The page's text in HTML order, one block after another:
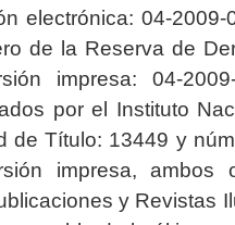
electrónica: 04-2009-
de la Reserva de
impresa: 04-2009-
por el Instituto
de Título: 13449 y
impresa, ambos
y Revistas